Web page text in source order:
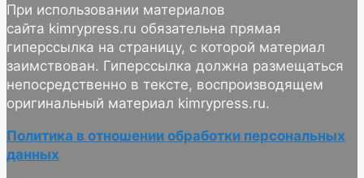
При использовании материалов
сайта kimrypress.ru обязательна прямая
гиперссылка на страницу, с которой материал
заимствован. Гиперссылка должна размещаться
непосредственно в тексте, воспроизводящем
оригинальный материал kimrypress.ru.
Политика в отношении обработки персональных
данных